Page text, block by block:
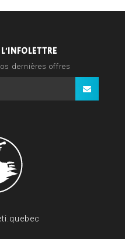
dernières offres